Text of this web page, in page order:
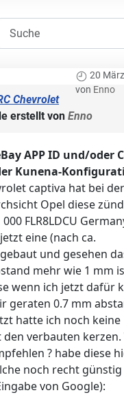
20
von Enno
Chevrolet
erstellt von Enno
APP ID und/oder
Kunena-
captiva hat bei der
Opel diese
FLR8LDCU
eine (nach ca.
und gesehen
mehr wie 1 mm
wenn ich jetzt dafür
geraten 0.7 mm
hatte ich noch keine
verbauten kerzen.
? habe diese
noch recht günstig
von Google):